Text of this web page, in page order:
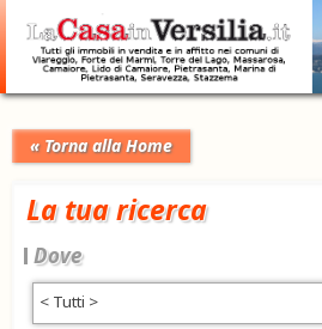
« Torna alla Home
La tua ricerca
Dove
< Tutti >